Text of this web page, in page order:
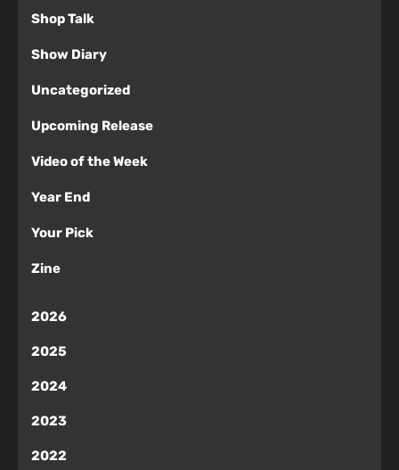
Shop Talk
Show Diary
Uncategorized
Upcoming Release
Video of the Week
Year End
Your Pick
Zine
2026
2025
2024
2023
2022